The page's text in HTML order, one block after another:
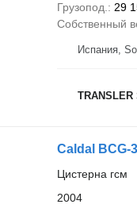
Грузопод.
29
Собственный
Испания,
TRANSLER
Caldal BCG-
Цистерна гсм
2004